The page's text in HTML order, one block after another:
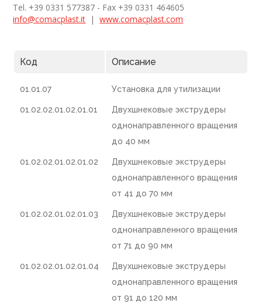
Tel. +39 0331 577387 - Fax +39 0331 464605
info@comacplast.it |www.comacplast.com
Код Описание
01.01.07 Установка для утилизации
01.02.02.01.02.01.01
Двухшнековые экструдеры
однонаправленного вращения
до 40 мм
01.02.02.01.02.01.02
Двухшнековые экструдеры
однонаправленного вращения
от 41 до 70 мм
01.02.02.01.02.01.03
Двухшнековые экструдеры
однонаправленного вращения
от 71 до 90 мм
01.02.02.01.02.01.04
Двухшнековые экструдеры
однонаправленного вращения
от 91 до 120 мм